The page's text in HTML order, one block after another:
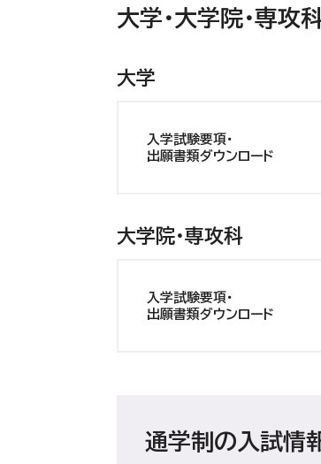
大学・大学院・専攻科
大学
入学試験要項・
出願書類ダウンロード
大学院・専攻科
入学試験要項・
出願書類ダウンロード
通学制の入試情